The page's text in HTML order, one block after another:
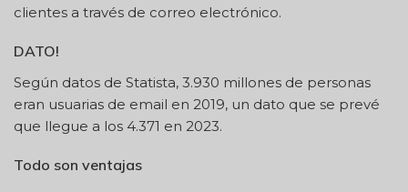
clientes a través de correo electrónico.
DATO!
Según datos de Statista, 3.930 millones de personas
eran usuarias de email en 2019, un dato que se prevé
que llegue a los 4.371 en 2023.
Todo son ventajas